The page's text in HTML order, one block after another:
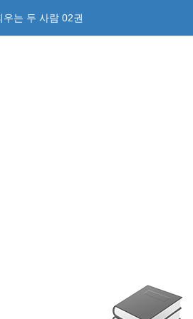
는 두 사람 02권